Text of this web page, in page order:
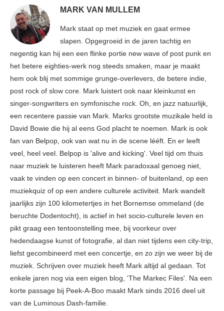
MARK VAN MULLEM
Mark staat op met muziek en gaat ermee
slapen. Opgegroeid in de jaren tachtig en
negentig kan hij een een flinke portie new wave of post punk en
het betere eighties-werk nog steeds smaken, maar je maakt
hem ook blij met sommige grunge-overlevers, de betere indie,
post rock of slow core. Mark luistert ook naar kleinkunst en
singer-songwriters en symfonische rock. Oh, en jazz natuurlijk,
een recentere passie van Mark. Marks grootste muzikale held is
David Bowie die hij al eens God placht te noemen. Mark is ook
fan van Belpop, ook van wat nu in de scene lééft. En er leeft
veel, heel veel. Belpop is 'alive and kicking'. Veel tijd om thuis
naar muziek te luisteren heeft Mark paradoxaal genoeg niet,
vaak te vinden op een concert in binnen- of buitenland, op een
muziekquiz of op een andere culturele activiteit. Mark wandelt
jaarlijks zijn 100 kilometertjes in het Bornemse ommeland (de
beruchte Dodentocht), is actief in het socio-culturele leven en
pikt graag een tentoonstelling mee, bij voorkeur over
hedendaagse kunst of fotografie, al dan niet tijdens een city-trip,
liefst gecombineerd met een concertje, en zo zijn we weer bij de
muziek. Schrijven over muziek heeft Mark altijd al gedaan. Tot
enkele jaren nog via een eigen blog, 'The Markec Files'. Na een
korte passage bij Peek-A-Boo maakt Mark sinds 2016 deel uit
van de Luminous Dash-familie.